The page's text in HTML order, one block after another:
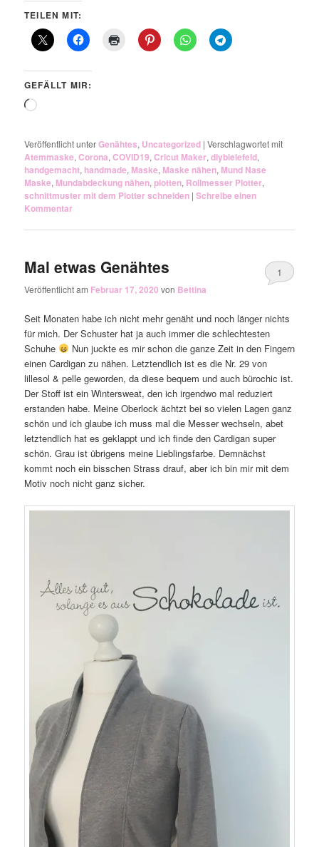
TEILEN MIT:
GEFÄLLT MIR:
Wird
Veröffentlicht unterGenähtes, Uncategorized |Verschlagwortet mit
Atemmaske,Corona,COVID19,Cricut Maker,diybielefeld,
handgemacht, handmade, Maske, Maske nähen, Mund Nase
Maske, Mundabdeckung nähen,plotten, Rollmesser Plotter,
schnittmuster mit dem Plotter schneiden |Schreibe einen
Kommentar
Mal etwas Genähtes
Veröffentlicht am Februar 17, 2020 von Bettina
1
Seit Monaten habe ich nicht mehr genäht und noch länger nichts
für mich. Der Schuster hat ja auch immer die schlechtesten
Schuhe
Nun juckte es mir schon die ganze Zeit in den Fingern
einen Cardigan zu nähen. Letztendlich ist es die Nr. 29 von
lillesol & pelle geworden, da diese bequem und auch bürochic ist.
Der Stoff ist ein Wintersweat, den ich irgendwo mal reduziert
erstanden habe. Meine Oberlock ächtzt bei so vielen Lagen ganz
schön und ich glaube ich muss mal die Messer wechseln, abet
letztendlich hat es geklappt und ich finde den Cardigan super
schön. Grau ist übrigens meine Lieblingsfarbe. Demnächst
kommt noch ein bisschen Strass drauf, aber ich bin mir mit dem
Motiv noch nicht ganz sicher.